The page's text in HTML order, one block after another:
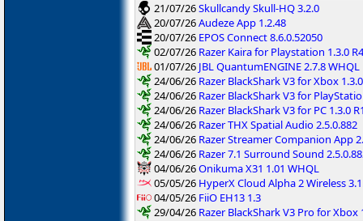
21/07/26Skullcandy Skull-HQ 3.2.0
20/07/26Audeze App 1.2.48
20/07/26 EPOS Connect 8.6.0.52050
02/07/26 Razer Kaira for Playstation 1.3.0 R4
01/07/26 JBL QuantumENGINE 2.7.8 WHQL
24/06/26 Razer BlackShark V3 for Xbox
24/06/26 Razer BlackShark V3 for
24/06/26 Razer BlackShark V3 for PC 1.3.0
24/06/26 Razer THX Spatial Audio 2.5.0.882
24/06/26 Razer Streamer Companion App
24/06/26 Razer 7.1 Surround Sound
04/06/26Onikuma X31 1.01 WHQL
05/05/26 HyperX Cloud Alpha 2 Wireless
04/05/26 FiiO EH13 1.3
29/04/26 Razer BlackShark V3 Pro for Xbox